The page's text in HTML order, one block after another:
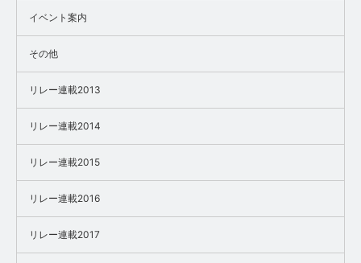
イベント案内
その他
リレー連載2013
リレー連載2014
リレー連載2015
リレー連載2016
リレー連載2017